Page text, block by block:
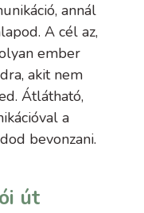
annál
A cél az,
ember
akit nem
Átlátható,
a
bevonzani.
út